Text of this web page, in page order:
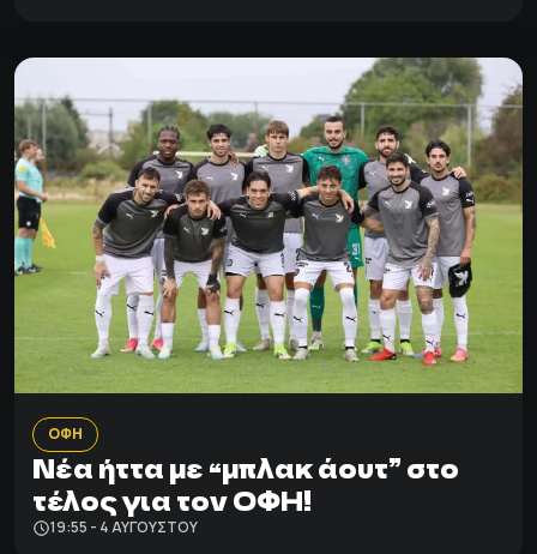
ΟΦΗ
Νέα ήττα με “μπλακ άουτ” στο
τέλος για τον ΟΦΗ!
19:55 - 4 ΑΥΓΟΎΣΤΟΥ